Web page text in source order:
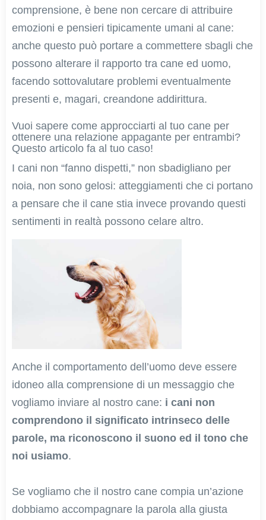
comprensione, è bene non cercare di attribuire
emozioni e pensieri tipicamente umani al cane:
anche questo può portare a commettere sbagli che
possono alterare il rapporto tra cane ed uomo,
facendo sottovalutare problemi eventualmente
presenti e, magari, creandone addirittura.
Vuoi sapere come approcciarti al tuo cane per
ottenere una relazione appagante per entrambi?
Questo articolo fa al tuo caso!
I cani non “fanno dispetti,” non sbadigliano per
noia, non sono gelosi: atteggiamenti che ci portano
a pensare che il cane stia invece provando questi
sentimenti in realtà possono celare altro.
Anche il comportamento dell’uomo deve essere
idoneo alla comprensione di un messaggio che
vogliamo inviare al nostro cane: i cani non
comprendono il significato intrinseco delle
parole, ma riconoscono il suono ed il tono che
noi usiamo.
Se vogliamo che il nostro cane compia un’azione
dobbiamo accompagnare la parola alla giusta